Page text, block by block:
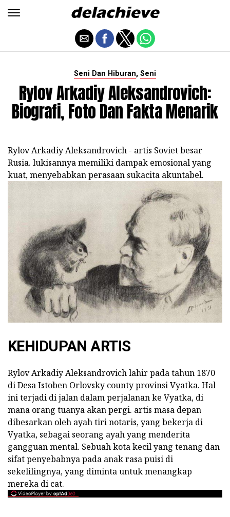
Seni Dan Hiburan, Seni
Rylov Arkadiy Aleksandrovich:
Biografi, Foto Dan Fakta Menarik
Rylov Arkadiy Aleksandrovich - artis Soviet besar
Rusia. lukisannya memiliki dampak emosional yang
kuat, menyebabkan perasaan sukacita akuntabel.
KEHIDUPAN ARTIS
Rylov Arkadiy Aleksandrovich lahir pada tahun 1870
di Desa Istoben Orlovsky county provinsi Vyatka. Hal
ini terjadi di jalan dalam perjalanan ke Vyatka, di
mana orang tuanya akan pergi. artis masa depan
dibesarkan oleh ayah tiri notaris, yang bekerja di
Vyatka, sebagai seorang ayah yang menderita
gangguan mental. Sebuah kota kecil yang tenang dan
sifat penyebabnya pada anak rasa puisi di
sekelilingnya, yang diminta untuk menangkap
mereka di cat.